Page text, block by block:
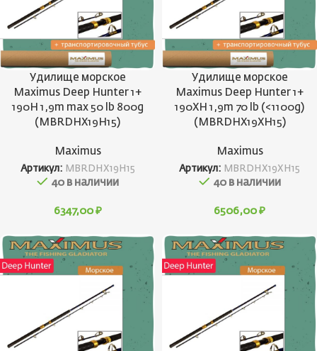
Удилище морское
Maximus Deep Hunter 1+
190H 1,9m max 50 lb 800g
(MBRDHX19H15)
Maximus
Артикул: MBRDHX19H15
40 в наличии
6347,00 ₽
Удилище морское
Maximus Deep Hunter 1+
190XH 1,9m 70 lb (<1100g)
(MBRDHX19XH15)
Maximus
Артикул: MBRDHX19XH15
40 в наличии
6506,00 ₽